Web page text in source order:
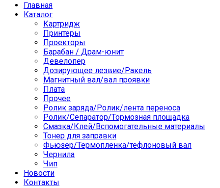
Главная
Каталог
Картридж
Принтеры
Проекторы
Барабан / Драм-юнит
Девелопер
Дозирующее лезвие/Ракель
Магнитный вал/вал проявки
Плата
Прочее
Ролик заряда/Ролик/лента переноса
Ролик/Сепаратор/Тормозная площадка
Смазка/Клей/Вспомогательные материалы
Тонер для заправки
Фьюзер/Термопленка/тефлоновый вал
Чернила
Чип
Новости
Контакты